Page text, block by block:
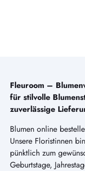
Fleuroom –
für stilvolle
zuverlässige
Blumen online
Unsere Floristinnen
pünktlich zum
Geburtstage,